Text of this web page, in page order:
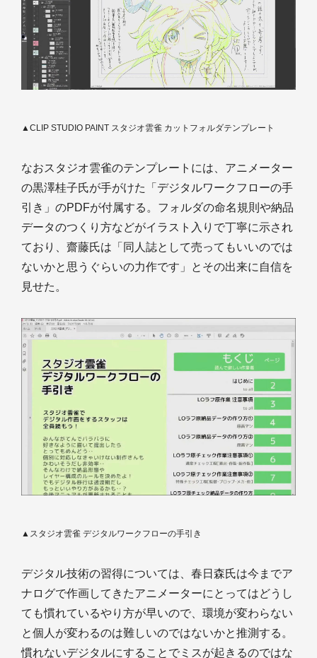
▲CLIP STUDIO PAINT スタジオ雲雀 カットフォルダテンプレート
なおスタジオ雲雀のテンプレートには、アニメーター
の黒澤桂子氏が手がけた「デジタルワークフローの手
引き」のPDFが付属する。フォルダの命名規則や納品
データのつくり方などがイラスト入りで丁寧に示され
ており、齋藤氏は「同人誌として売ってもいいのでは
ないかと思うぐらいの力作です」とその出来に自信を
見せた。
▲スタジオ雲雀 デジタルワークフローの手引き
デジタル技術の習得については、春日森氏は今までア
ナログで作画してきたアニメーターにとってはどうし
ても慣れているやり方が早いので、環境が変わらない
と個人が変わるのは難しいのではないかと推測する。
慣れないデジタルにすることでミスが起きるのではな